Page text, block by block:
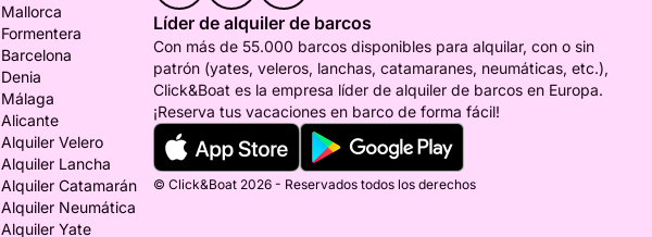
Mallorca
Formentera
Barcelona
Denia
Málaga
Alicante
Alquiler Velero
Alquiler Lancha
Alquiler Catamarán
Alquiler Neumática
Alquiler Yate
Líder de alquiler de barcos
Con más de 55.000 barcos disponibles para alquilar, con o sin
patrón (yates, veleros, lanchas, catamaranes, neumáticas, etc.),
Click&Boat es la empresa líder de alquiler de barcos en Europa.
¡Reserva tus vacaciones en barco de forma fácil!
© Click&Boat 2026 - Reservados todos los derechos